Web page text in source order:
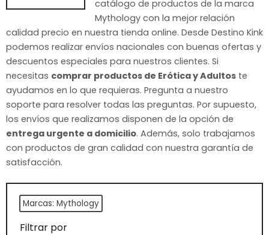
catálogo de productos de la marca
Mythology con la mejor relación
calidad precio en nuestra tienda online. Desde Destino Kink
podemos realizar envíos nacionales con buenas ofertas y
descuentos especiales para nuestros clientes. Si
necesitas comprar productos de Erótica y Adultos te
ayudamos en lo que requieras. Pregunta a nuestro
soporte para resolver todas las preguntas. Por supuesto,
los envíos que realizamos disponen de la opción de
entrega urgente a domicilio. Además, solo trabajamos
con productos de gran calidad con nuestra garantía de
satisfacción.
Marcas: Mythology
Filtrar por